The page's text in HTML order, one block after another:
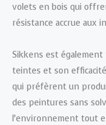
volets en bois qui
résistance accrue aux
Sikkens est également
teintes et son
qui préfèrent un
des peintures sans
l’environnement tout